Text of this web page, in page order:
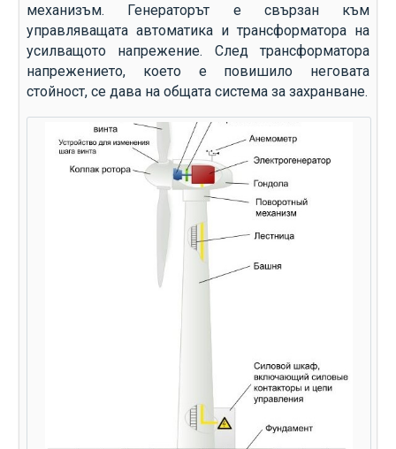
механизъм. Генераторът е свързан към
управляващата автоматика и трансформатора на
усилващото напрежение. След трансформатора
напрежението, което е повишило неговата
стойност, се дава на общата система за захранване.